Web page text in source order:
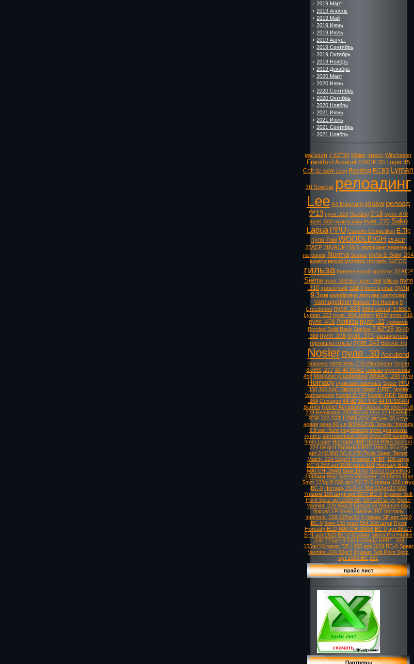
2019 Март
2019 Апрель
2019 Май
2019 Июнь
2019 Июль
2019 Август
2019 Сентябрь
2019 Октябрь
2019 Ноябрь
2019 Декабрь
2020 Март
2020 Июнь
2020 Сентябрь
2020 Октябрь
2020 Ноябрь
2021 Июнь
2021 Июль
2021 Сентябрь
2021 Ноябрь
магазин 7.62*38 Walter пресс Winchester
Frankford Arsenal 45ACP 30 Luger 45
Colt 32 S&W Long Redding RCBS Lyman
38 Special релоадинг
Lee 44 Magnum 40S&W релоад
9*19 пуля .318 Reeding 9*18 пуля .470
пуля .500 пули 6.5мм пуля .270 Sako
Lapua PPU Custom Competition E-Tip
пуля 7мм WOODLEIGH 25 ACP
25ACP 380ACP H&N релоадинг нарезных
патронов Norma Scenar пули 6. 5мм .264
кинетический молоток Hornady SAECO
гильза Кинетический молоток 32ACP
Sierra пуля .303 Brit пуля .358 Wilson пуля
.310 хронограф S&B Пресс Lyman пули
9.3мм калибровка депулер шелходер
Varmageddon Ballistic Tip Hunting 5
Creedmoor пуля .323 338 Federal RCBS X
Lyman .223 пуля .404 Jeffery MTM пуля .416
пуля .458 Partition пуля .22 триммер
Bonded Solid Base Starline 7.62*25 30-40
.366 пуля .338 пуля .375 расширитель
горлышка гтльзы пуля .243 Ballistic Tip
Noslerпуля .30 Accubond
Воронка капсюль 270 Winchester forster
8х68S .277 30-40 KRAG гильзы пулелейка
458 Микрометр цифровой 300AAC .243 пули
Hornady пули винтовочные Speer PPU
338 300 AAC Blackout Speer HPBT Nosler
Varmagedon Nosler E-TIP Nosler RDF Sierra
.264 Gexagon 44-40 357 SIG 44 RUSSIAN
Barnes Nosler AccuBond Гильза .38 short Colt
223 Remington 243 Norma Orix 22 HORNET
RDF 223 SST HORNADY латунь 50 штук
новая цена 60 у.е $IMAGE1$ Гильза Hornady
6.8 мм Remi под боксер пули для охоты
купить винтовочные пули пуля 308 калибра
9mm Luger Hornady HAP Пуля RWS Scorion
.224 69 gr/4 5грамм HPBT Match 50 штук
арт.2411868 ВС-0.276 Пуля Speer Target
Match .224 52gr/3 4грамм HPBT 100 штук
ВС-0.253 арт.1036 цена 101 Hornady ELD-
MATCH .264/6 5мм 147gr Sierra GameKing
.243/6мм 90gr Sierra Varminter .243/6mm 80gr
5mm 123gr/8 506 арт.26176 0 грамм 100 штук
ВС-0 Hornady ELD-X .308 212gr/13 663
7грамм 100 штук арт.3077 ВС-0 9грамм Soft
Point Spitz арт.1023 ВС 167 100 штук Speer
Varmint .224 45gr/2 Гильза 44 Magnum под
боксер LP пр-во Starline 397 Hornady
Interlock .338 225gr/14 6 грамм SP арт.3320
ВС-0 5мм 130 grain 554 100 штук Пуля
Hornady ELD-MATCH .264/6 ВС-0 арт.26177
SPT арт.2620 ВС-0 6грамм Sierra Pro-Hunter
.338 225gr/14 455 Hornady HPBT .308
155gr/10грамм BTH 405 арт.3039 ВС-0 Speer
Varmint .224 50gr3 2грамм Soft Point Spitz
арт.1029 ВС 231
прайс лист
Партнеры